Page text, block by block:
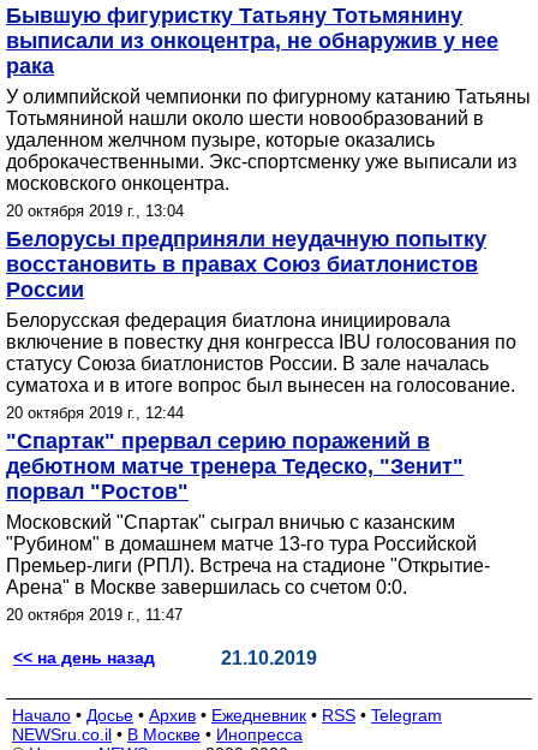
Бывшую фигуристку Татьяну Тотьмянину
выписали из онкоцентра, не обнаружив у нее
рака
У олимпийской чемпионки по фигурному катанию Татьяны
Тотьмяниной нашли около шести новообразований в
удаленном желчном пузыре, которые оказались
доброкачественными. Экс-спортсменку уже выписали из
московского онкоцентра.
20 октября 2019 г., 13:04
Белорусы предприняли неудачную попытку
восстановить в правах Союз биатлонистов
России
Белорусская федерация биатлона инициировала
включение в повестку дня конгресса IBU голосования по
статусу Союза биатлонистов России. В зале началась
суматоха и в итоге вопрос был вынесен на голосование.
20 октября 2019 г., 12:44
"Спартак" прервал серию поражений в
дебютном матче тренера Тедеско, "Зенит"
порвал "Ростов"
Московский "Спартак" сыграл вничью с казанским
"Рубином" в домашнем матче 13-го тура Российской
Премьер-лиги (РПЛ). Встреча на стадионе "Открытие-
Арена" в Москве завершилась со счетом 0:0.
20 октября 2019 г., 11:47
<< на день назад 21.10.2019
Начало • Досье • Архив • Ежедневник • RSS • Telegram
NEWSru.co.il • В Москве • Инопресса